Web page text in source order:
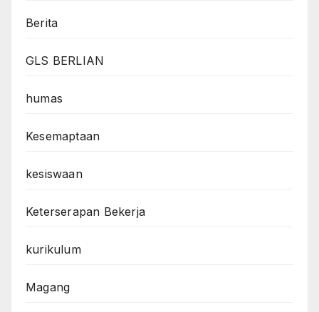
Berita
GLS BERLIAN
humas
Kesemaptaan
kesiswaan
Keterserapan Bekerja
kurikulum
Magang